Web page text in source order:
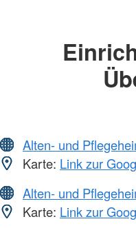
Alten- und
Karte: Link zur
Alten- und
Karte: Link zur